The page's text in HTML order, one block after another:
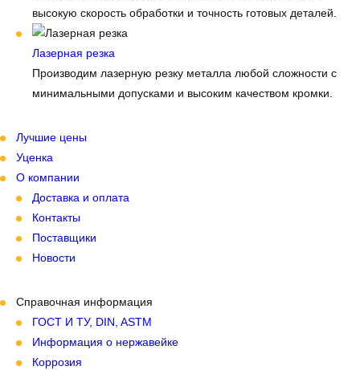
высокую скорость обработки и точность готовых деталей.
Лазерная резка
Производим лазерную резку металла любой сложности с
минимальными допусками и высоким качеством кромки.
Лучшие цены
Уценка
О компании
Доставка и оплата
Контакты
Поставщики
Новости
Справочная информация
ГОСТ И ТУ, DIN, ASTM
Информация о нержавейке
Коррозия